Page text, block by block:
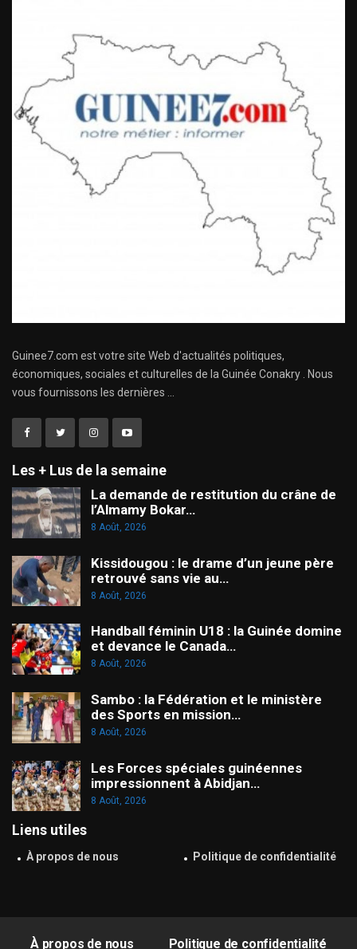
Guinee7.com est votre site Web d'actualités politiques,
économiques, sociales et culturelles de la Guinée Conakry . Nous
vous fournissons les dernières ...
Les + Lus de la semaine
La demande de restitution du crâne de
l’Almamy Bokar…
8 Août, 2026
Kissidougou : le drame d’un jeune père
retrouvé sans vie au…
8 Août, 2026
Handball féminin U18 : la Guinée domine
et devance le Canada…
8 Août, 2026
Sambo : la Fédération et le ministère
des Sports en mission…
8 Août, 2026
Les Forces spéciales guinéennes
impressionnent à Abidjan…
8 Août, 2026
Liens utiles
À propos de nous Politique de confidentialité
À propos de nous Politique de confidentialité